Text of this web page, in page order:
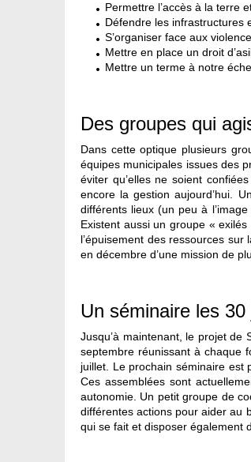
Permettre l’accès à la terre
Défendre les infrastructures
S’organiser face aux
Mettre en place un droit
Mettre un terme à notre
Des groupes qui
Dans cette optique plusieurs
équipes municipales issues des
éviter qu’elles ne soient
encore la gestion aujourd’hui.
différents lieux (un peu à
Existent aussi un groupe «
l’épuisement des ressources
en décembre d’une mission de
Un séminaire les 30
Jusqu’à maintenant, le projet
septembre réunissant à chaque
juillet. Le prochain séminaire est
Ces assemblées sont
autonomie. Un petit groupe de
différentes actions pour aider au
qui se fait et disposer également